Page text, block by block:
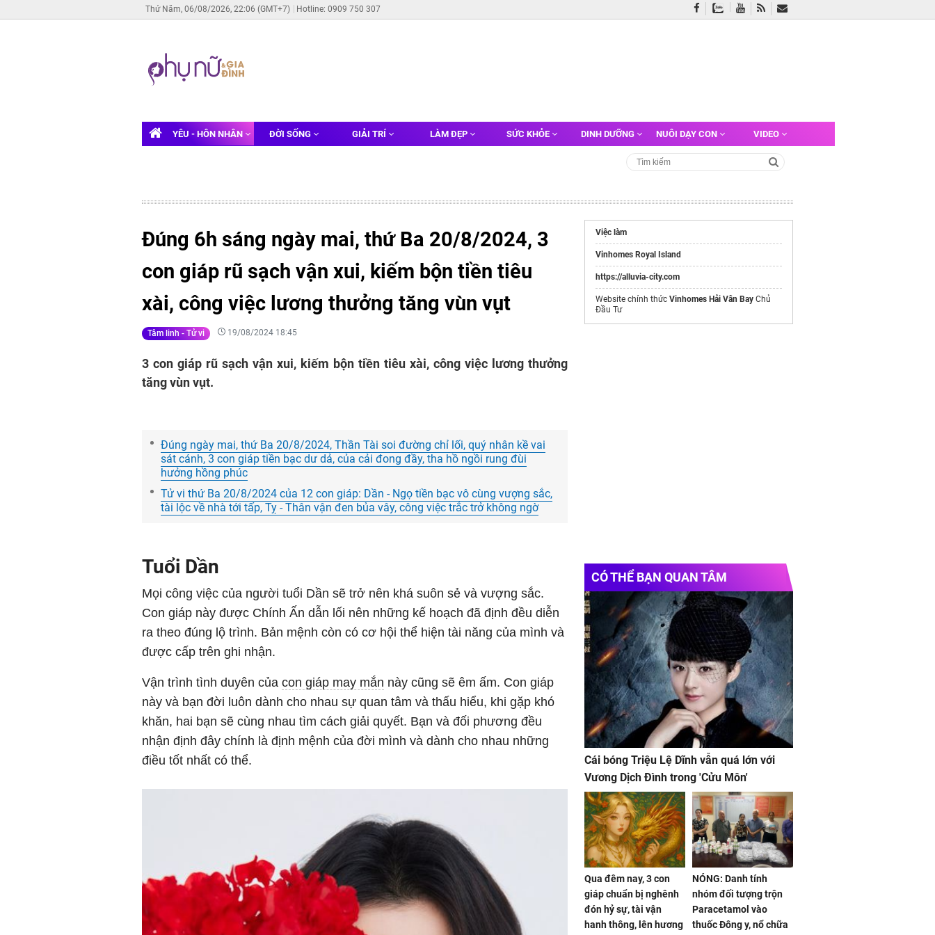
Thứ Năm, 06/08/2026, 22:06 (GMT+7) Hotline: 0909 750 307
YÊU - HÔN NHÂN ĐỜI SỐNG GIẢI TRÍ LÀM ĐẸP SỨC KHỎE DINH DƯỠNG NUÔI DẠY CON VIDEO
Đúng 6h sáng ngày mai, thứ Ba 20/8/2024, 3
con giáp rũ sạch vận xui, kiếm bộn tiền tiêu
xài, công việc lương thưởng tăng vùn vụt
Tâm linh - Tử vi 19/08/2024 18:45
3 con giáp rũ sạch vận xui, kiếm bộn tiền tiêu xài, công việc lương thưởng
tăng vùn vụt.
Đúng ngày mai, thứ Ba 20/8/2024, Thần Tài soi đường chỉ lối, quý nhân kề vai
sát cánh, 3 con giáp tiền bạc dư dả, của cải đong đầy, tha hồ ngồi rung đùi
hưởng hồng phúc
Tử vi thứ Ba 20/8/2024 của 12 con giáp: Dần - Ngọ tiền bạc vô cùng vượng sắc,
tài lộc về nhà tới tấp, Tỵ - Thân vận đen bủa vây, công việc trắc trở không ngờ
Tuổi Dần
Mọi công việc của người tuổi Dần sẽ trở nên khá suôn sẻ và vượng sắc.
Con giáp này được Chính Ấn dẫn lối nên những kế hoạch đã định đều diễn
ra theo đúng lộ trình. Bản mệnh còn có cơ hội thể hiện tài năng của mình và
được cấp trên ghi nhận.
Vận trình tình duyên của con giáp may mắn này cũng sẽ êm ấm. Con giáp
này và bạn đời luôn dành cho nhau sự quan tâm và thấu hiểu, khi gặp khó
khăn, hai bạn sẽ cùng nhau tìm cách giải quyết. Bạn và đối phương đều
nhận định đây chính là định mệnh của đời mình và dành cho nhau những
điều tốt nhất có thể.
Việc làm
Vinhomes Royal Island
https://alluvia-city.com
Website chính thức Vinhomes Hải Vân Bay Chủ
Đầu Tư
CÓ THỂ BẠN QUAN TÂM
Cái bóng Triệu Lệ Dĩnh vẫn quá lớn với
Vương Dịch Đình trong 'Cửu Môn'
Qua đêm nay, 3 con
giáp chuẩn bị nghênh
đón hỷ sự, tài vận
hanh thông, lên hương
NÓNG: Danh tính
nhóm đối tượng trộn
Paracetamol vào
thuốc Đông y, nổ chữa